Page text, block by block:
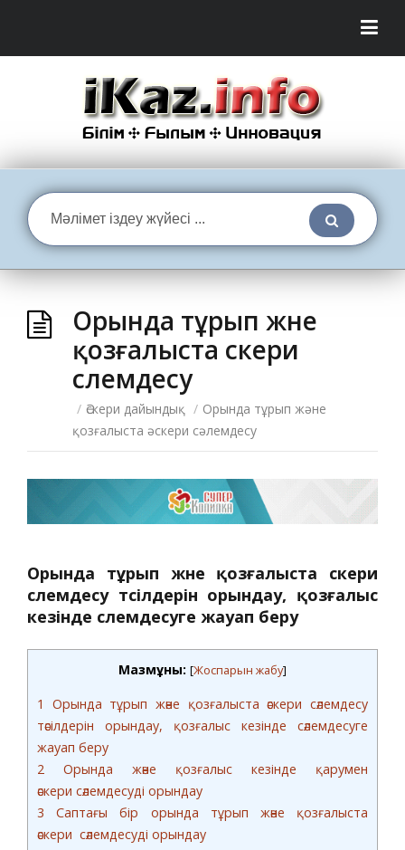
Орында тұрып және
қозғалыста әскери
сәлемдесу
/ Әскери дайындық / Орында тұрып және
қозғалыста әскери сәлемдесу
Орында тұрып және қозғалыста әскери
сәлемдесу тәсілдерін орындау, қозғалыс
кезінде сәлемдесуге жауап беру
Мазмұны: [Жоспарын жабу]
1
Орында тұрып және қозғалыста әскери сәлемдесу
тәсілдерін орындау, қозғалыс кезінде сәлемдесуге
жауап беру
2 Орында және қозғалыс кезінде қарумен
әскери сәлемдесуді орындау
3 Саптағы бір орында тұрып және қозғалыста
әскери сәлемдесуді орындау